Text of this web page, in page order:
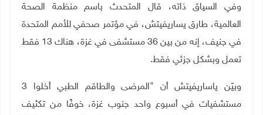
وفي السياق ذاته، قال المتحدث باسم منظمة الصحة
العالمية، طارق يساريفيتش، في مؤتمر صحفي للأمم المتحدة
في جنيف، إنه من بين 36 مستشفى في غزة، هناك 13 فقط
تعمل وبشكل جزئي فقط.
وبيّن ياساريفيتش أن "المرضى والطاقم الطبي أخلوا 3
مستشفيات في أسبوع واحد جنوب غزة، خوفًا من تكثيف